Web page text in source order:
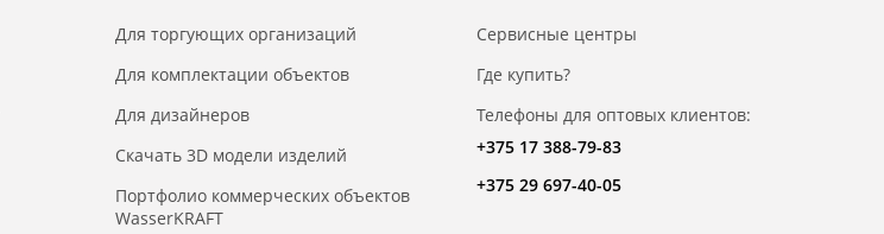
Для торгующих организаций
Для комплектации объектов
Для дизайнеров
Скачать 3D модели изделий
Портфолио коммерческих объектов
WasserKRAFT
Сервисные центры
Где купить?
Телефоны для оптовых клиентов:
+375 17 388-79-83
+375 29 697-40-05